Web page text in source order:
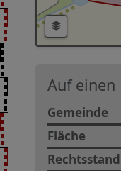
Auf einen
Gemeinde
Fläche
Rechtsstand